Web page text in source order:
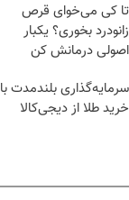
تا کی می‌خوای قرص
زانودرد بخوری؟ یکبار
اصولی درمانش کن
سرمایه‌گذاری بلندمدت با
خرید طلا از دیجی‌کالا